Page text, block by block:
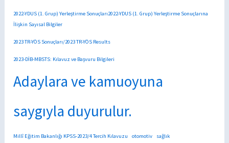
2022-YDUS (1. Grup) Yerleştirme Sonuçları2022-YDUS (1. Grup) Yerleştirme Sonuçlarına
İlişkin Sayısal Bilgiler
2023 TR-YÖS Sonuçları/2023 TR-YÖS Results
2023-DİB-MBSTS: Kılavuz ve Başvuru Bilgileri
Adaylara ve kamuoyuna
saygıyla duyurulur.
Millî Eğitim Bakanlığı KPSS-2023/4 Tercih Kılavuzu otomotiv sağlık